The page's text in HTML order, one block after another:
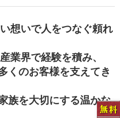
想いで人をつなぐ頼れ
業界で経験を積み、
くのお客様を支えてき
族を大切にする温かな